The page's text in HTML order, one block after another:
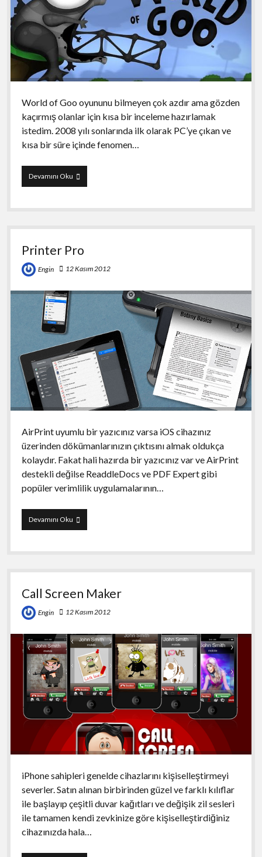
World of Goo oyununu bilmeyen çok azdır ama gözden
kaçırmış olanlar için kısa bir inceleme hazırlamak
istedim. 2008 yılı sonlarında ilk olarak PC’ye çıkan ve
kısa bir süre içinde fenomen…
Devamını OkuWorld
of
Printer Pro
Engin 12 Kasım 2012
AirPrint uyumlu bir yazıcınız varsa iOS cihazınız
üzerinden dökümanlarınızın çıktısını almak oldukça
kolaydır. Fakat hali hazırda bir yazıcınız var ve AirPrint
destekli değilse ReaddleDocs ve PDF Expert gibi
popüler verimlilik uygulamalarının…
Devamını OkuPrinter
Pro
Call Screen Maker
Engin 12 Kasım 2012
iPhone sahipleri genelde cihazlarını kişiselleştirmeyi
severler. Satın alınan birbirinden güzel ve farklı kılıflar
ile başlayıp çeşitli duvar kağıtları ve değişik zil sesleri
ile tamamen kendi zevkinize göre kişiselleştirdiğiniz
cihazınızda hala…